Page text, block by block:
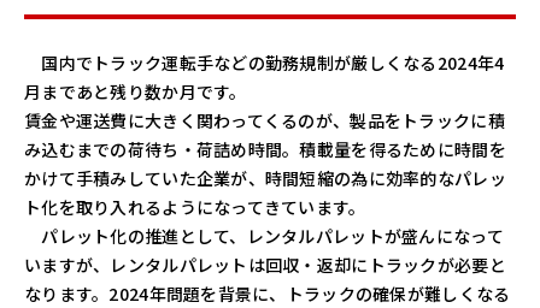
国内でトラック運転手などの勤務規制が厳しくなる2024年4
月まであと残り数か月です。
賃金や運送費に大きく関わってくるのが、製品をトラックに積
み込むまでの荷待ち・荷詰め時間。積載量を得るために時間を
かけて手積みしていた企業が、時間短縮の為に効率的なパレッ
ト化を取り入れるようになってきています。
パレット化の推進として、レンタルパレットが盛んになって
いますが、レンタルパレットは回収・返却にトラックが必要と
なります。2024年問題を背景に、トラックの確保が難しくなる